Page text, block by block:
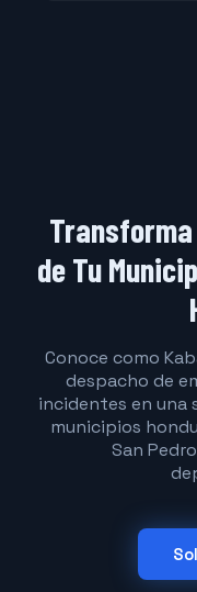
de Tu
Conoce como
despacho de
incidentes en una
municipios
San